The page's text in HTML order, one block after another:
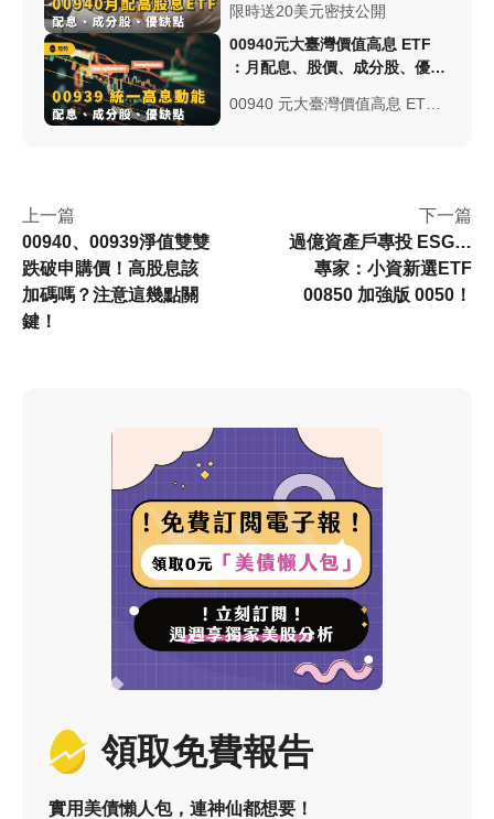
七百億資金...
限時送20美元密技公開
00940元大臺灣價值高息 ETF
：月配息、股價、成分股、優缺
00940 元大臺灣價值高息 ETF
上一篇
00940、00939淨值雙雙
跌破申購價！高股息該
加碼嗎？注意這幾點關
鍵！
下一篇
過億資產戶專投 ESG…
專家：小資新選ETF
00850 加強版 0050！
領取免費報告
實用美債懶人包，連神仙都想要！